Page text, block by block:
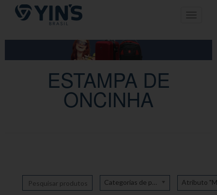
Pular
para
conteúdo
Toggle
ESTAMPA DE
ONCINHA
Categorias de produto